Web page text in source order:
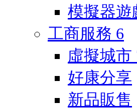
模擬器遊
工商服務 6
虛擬城市
好康分享
新品販售